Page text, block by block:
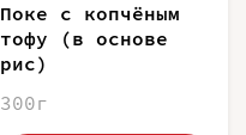
Поке с копчёным
тофу (в основе
рис)
300г